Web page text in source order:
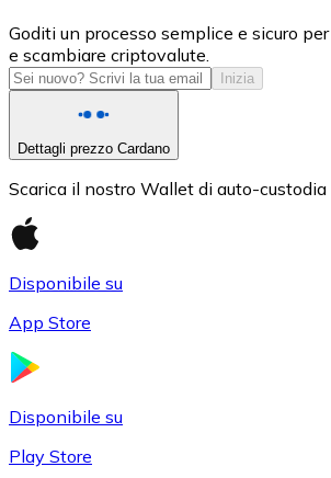
USD Coin
USDC
Goditi un processo semplice e sicuro
e scambiare criptovalute.
Inizia
Dettagli prezzo Cardano
Scarica il nostro Wallet di auto-custodia
Disponibile su
App Store
Disponibile su
Play Store